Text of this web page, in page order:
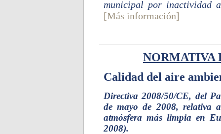
municipal por inactividad
[Más información]
NORMATIVA
Calidad del aire
Directiva 2008/50/CE, del
de mayo de 2008, relativa
atmósfera más limpia en
2008).